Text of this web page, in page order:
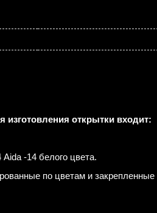
изготовления открытки входит:
-14 белого цвета.
по цветам и закрепленные